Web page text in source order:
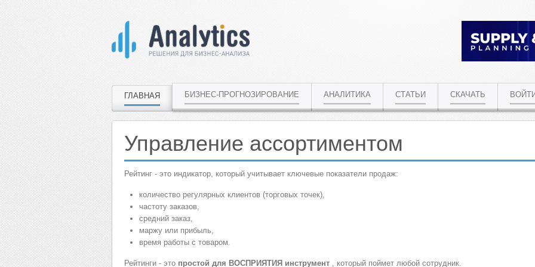
ГЛАВНАЯ БИЗНЕС-ПРОГНОЗИРОВАНИЕ АНАЛИТИКА СТАТЬИ СКАЧАТЬ
Управление ассортиментом
Рейтинг - это индикатор, который учитывает ключевые показатели продаж:
количество регулярных клиентов (торговых точек),
частоту заказов,
средний заказ,
маржу или прибыль,
время работы с товаром.
Рейтинги - это простой для ВОСПРИЯТИЯ инструмент , который поймет любой сотрудник.